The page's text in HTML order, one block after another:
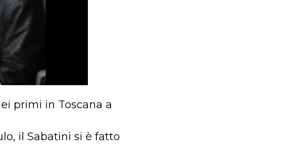
primi in Toscana a
il Sabatini si è fatto